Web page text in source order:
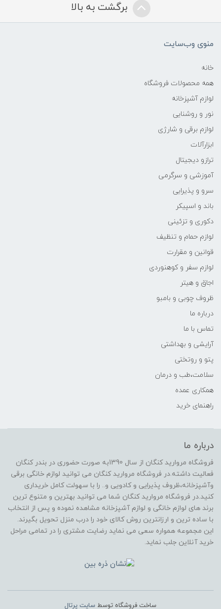
برگشت به بالا
منوی وب‌سایت
خانه
همه محصولات فروشگاه
لوازم آشپزخانه
نور و روشنایی
لوازم برقی و شارژی
ابزارآلات
ترازو دیجیتال
آموزشی و سرگرمی
سرو و پذیرایی
باند و اسپیکر
دکوری و تزئینی
لوازم حمام و تنظیف
قوانین و مقرارت
لوازم سفر و کوهنوردی
اجاق و هیتر
ظروف چوبی و بامبو
درباره ما
تماس با ما
آرایشی و بهداشتی
پتو و روتختی
سلامت،طب و درمان
همکاری عمده
راهنمای خرید
درباره ما
فروشگاه مروارید کنگان از سال 1390به صورت حضوری در بندر کنگان
فعالیت داشته.در فروشگاه مروارید کنگان می توانید لوازم خانگی برقی
وآشپزخانه،ظروف پذیرایی و کادویی و.. را با سهولت کامل خریداری
کنید.در فروشگاه مروارید کنگان شما می توانید بهترین و متنوع ترین
برند های لوازم خانگی و لوازم آشپزخانه مشاهده نموده و پس از انتخاب
با ساده ترین و ارزانترین روش کالای خود را درب منزل تحویل بگیرند.
این مجموعه همواره سعی می نماید رضایت مشتری را در تمامی مراحل
خرید آنلاین جلب نماید.
ساخت فروشگاه توسط سایت پرتال